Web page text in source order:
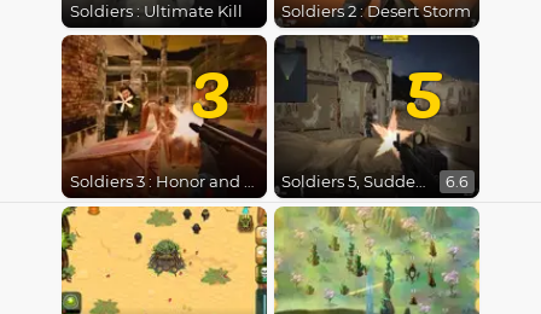
Soldiers : Ultimate Kill Soldiers 2 : Desert Storm
3
Soldiers 3 : Honor and Duty
5
Soldiers 5, Sudden Shot 6.6